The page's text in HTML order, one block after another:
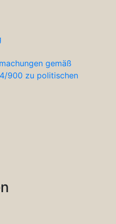
gemäß
900 zu politischen